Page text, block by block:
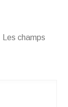
Les champs